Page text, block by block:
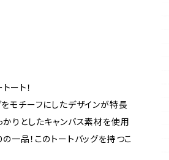
ート！
をモチーフにしたデザインが特長
かりとしたキャンバス素材を使用
一品！このトートバッグを持つこ